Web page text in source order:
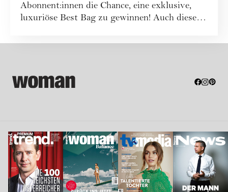
Abonnent:innen die Chance, eine exklusive,
luxuriöse Best Bag zu gewinnen! Auch dieses